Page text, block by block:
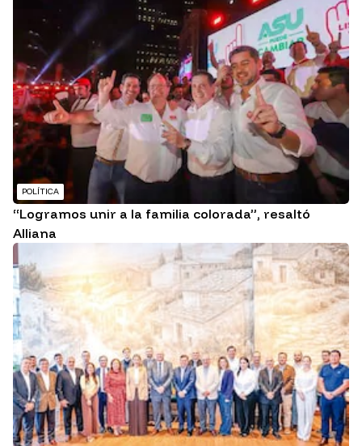
POLÍTICA
“Logramos unir a la familia colorada”, resaltó
Alliana